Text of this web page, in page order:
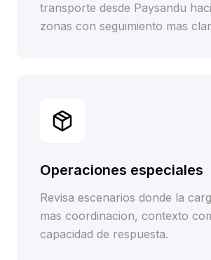
transporte desde Paysandu
zonas con seguimiento mas
Operaciones especiales
Revisa escenarios donde la
mas coordinacion, contexto
capacidad de respuesta.